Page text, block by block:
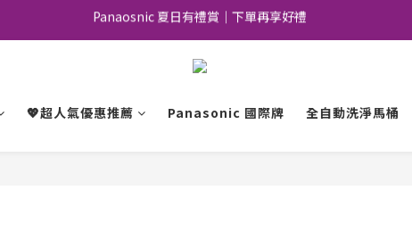
加入會員｜好康優惠不錯過
加入會員｜好康優惠不錯過
💖超人氣優惠推薦 Panasonic 國際牌 全自動洗淨馬桶